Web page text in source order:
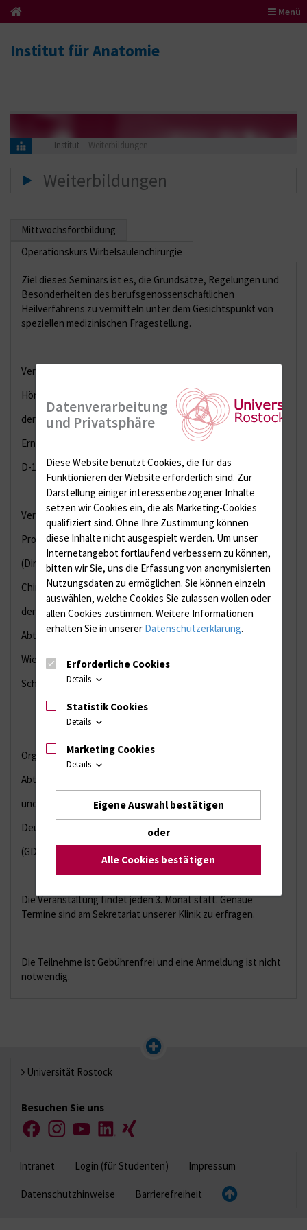
Menü
Institut für Anatomie
Institut Weiterbildungen
Weiterbildungen
Mittwochsfortbildung
Operationskurs Wirbelsäulenchirurgie
Ziel dieses Seminars ist es, die Grundsätze, Regelungen und
Besonderheiten des berufsgenossenschaftlichen
Heilverfahrens zu vermitteln unter dem Gesichtspunkt von
speziellen medizinischen Fragestellung.
Veranstaltungsort:
Hörsaal des Zentrums für Innere Medizin
der Universität Rostock
Ernst-Heydemann-Straße 6
D-18057 Rostock
Veranstalter:
Prof. Dr. med. Thomas Mittlmeier
(Direktor)
Chirurgische Klinik und Poliklinik
der Universität Rostock
Abteilung für Unfall- und
Wiederherstellungschirurgie
Schillingallee 35, D-18057 Rostock
Organisation:
Abteilung für Unfall- und Wiederherstellungschirurgie
und
Deutsche Gesetzliche Unfallversicherung
(GDUV)
Die Veranstaltung findet jeden 3. Monat statt. Genaue
Termine sind am Sekretariat unserer Klinik zu erfragen.
Die Teilnehme ist Gebührenfrei und eine Anmeldung ist nicht
notwendig.
Universität Rostock
Besuchen Sie uns
FacebookInstagramYouTubeLinkedIn
Xing
Intranet Login (für Studenten) Impressum
Datenschutzhinweise Barrierefreiheit
Datenverarbeitung
und Privatsphäre
Diese Website benutzt Cookies, die für das
Funktionieren der Website erforderlich sind. Zur
Darstellung einiger interessenbezogener Inhalte
setzen wir Cookies ein, die als Marketing-Cookies
qualifiziert sind. Ohne Ihre Zustimmung können
diese Inhalte nicht ausgespielt werden. Um unser
Internetangebot fortlaufend verbessern zu können,
bitten wir Sie, uns die Erfassung von anonymisierten
Nutzungsdaten zu ermöglichen. Sie können einzeln
auswählen, welche Cookies Sie zulassen wollen oder
allen Cookies zustimmen. Weitere Informationen
erhalten Sie in unserer Datenschutzerklärung.
Erforderliche Cookies
Details
Statistik Cookies
Details
Marketing Cookies
Details
Eigene Auswahl bestätigen
oder
Alle Cookies bestätigen